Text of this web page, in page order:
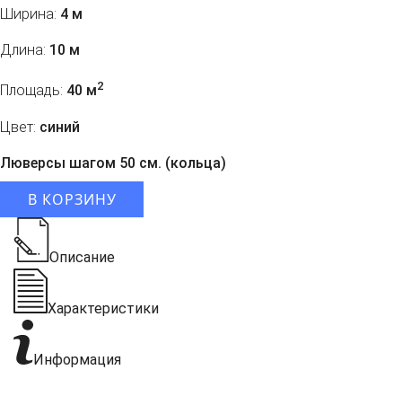
Ширина: 4 м
Длина: 10 м
Площадь: 40 м2
Цвет: синий
Люверсы шагом 50 см. (кольца)
В КОРЗИНУ
Описание
Характеристики
Информация